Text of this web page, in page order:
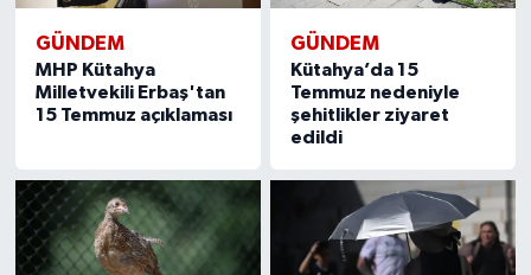
GÜNDEM
MHP Kütahya
Milletvekili Erbaş'tan
15 Temmuz açıklaması
GÜNDEM
Kütahya’da 15
Temmuz nedeniyle
şehitlikler ziyaret
edildi